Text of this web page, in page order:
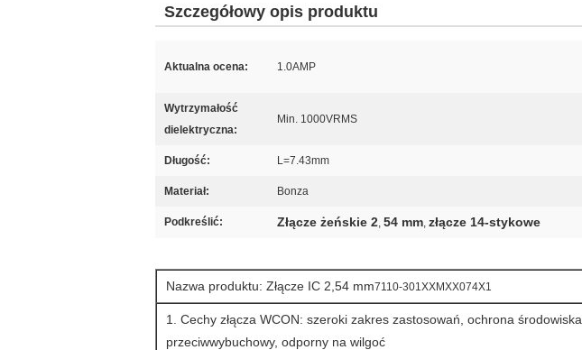
Szczegółowy opis produktu
Aktualna ocena: 1.0AMP
Wytrzymałość
dielektryczna:
Min. 1000VRMS
Długość: L=7.43mm
Materiał: Bonza
Podkreślić: Złącze żeńskie 2, 54 mm, złącze 14-stykowe
Nazwa produktu: Złącze IC 2,54 mm7110-301XXMXX074X1
1. Cechy złącza WCON: szeroki zakres zastosowań, ochrona środowiska,
przeciwwybuchowy, odporny na wilgoć